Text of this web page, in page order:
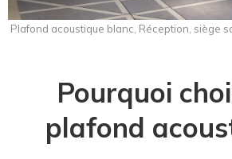
Plafond acoustique blanc, Réception, siège
Pourquoi
plafond